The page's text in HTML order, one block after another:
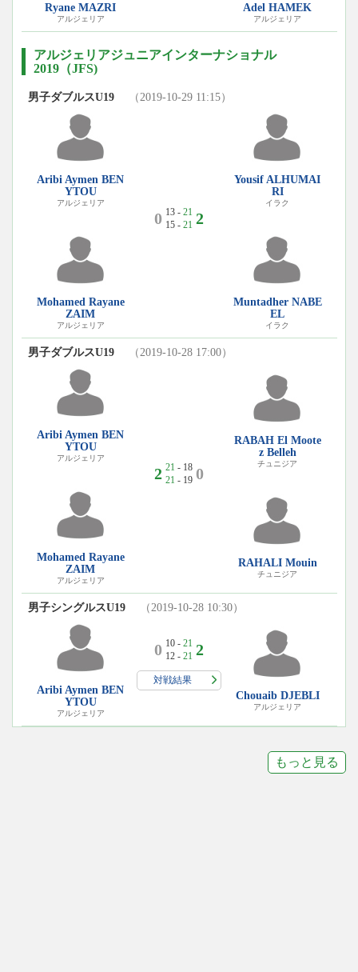
Ryane MAZRI
アルジェリア
Adel HAMEK
アルジェリア
アルジェリアジュニアインターナショナル
2019（JFS)
男子ダブルスU19 （2019-10-29 11:15）
Aribi Aymen BEN
YTOU
アルジェリア
Mohamed Rayane
ZAIM
アルジェリア
0 13 - 21
15 - 21 2
Yousif ALHUMAI
RI
イラク
Muntadher NABE
EL
イラク
男子ダブルスU19 （2019-10-28 17:00）
Aribi Aymen BEN
YTOU
アルジェリア
Mohamed Rayane
ZAIM
アルジェリア
2 21 - 18
21 - 19 0
RABAH El Moote
z Belleh
チュニジア
RAHALI Mouin
チュニジア
男子シングルスU19 （2019-10-28 10:30）
Aribi Aymen BEN
YTOU
アルジェリア
0 10 - 21
12 - 21 2
対戦結果
Chouaib DJEBLI
アルジェリア
もっと見る